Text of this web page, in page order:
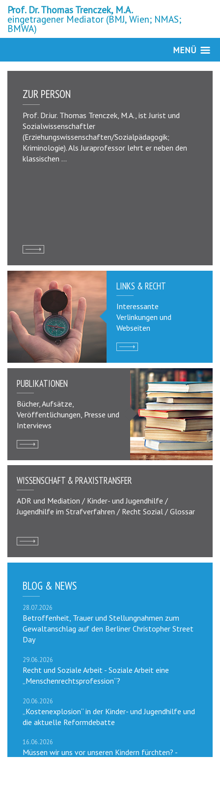
Prof. Dr. Thomas Trenczek, M.A.
eingetragener Mediator (BMJ, Wien; NMAS;
BMWA)
MENÜ
ZUR PERSON
Prof. Dr.iur. Thomas Trenczek, M.A., ist Jurist und
Sozialwissenschaftler
(Erziehungswissenschaften/Sozialpädagogik;
Kriminologie). Als Juraprofessor lehrt er neben den
klassischen ...
LINKS & RECHT
Interessante
Verlinkungen und
Webseiten
PUBLIKATIONEN
Bücher, Aufsätze,
Veröffentlichungen, Presse und
Interviews
WISSENSCHAFT & PRAXISTRANSFER
ADR und Mediation / Kinder- und Jugendhilfe /
Jugendhilfe im Strafverfahren / Recht Sozial / Glossar
BLOG & NEWS
28.07.2026
Betroffenheit, Trauer und Stellungnahmen zum
Gewaltanschlag auf den Berliner Christopher Street
Day
29.06.2026
Recht und Soziale Arbeit - Soziale Arbeit eine
„Menschenrechtsprofession“?
20.06.2026
„Kostenexplosion“ in der Kinder- und Jugendhilfe und
die aktuelle Reformdebatte
16.06.2026
Müssen wir uns vor unseren Kindern fürchten? -